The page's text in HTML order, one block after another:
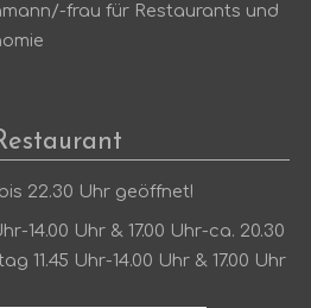
frau für Restaurants und
22.30 Uhr geöffnet!
14.00 Uhr & 17.00 Uhr-ca. 20.30
11.45 Uhr-14.00 Uhr & 17.00 Uhr